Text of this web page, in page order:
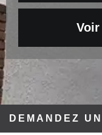
DEMANDEZ